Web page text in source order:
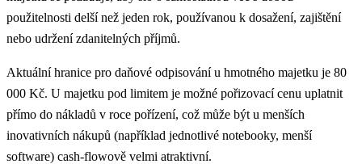
použitelnosti delší než jeden rok, používanou k dosažení, zajištění
nebo udržení zdanitelných příjmů.
Aktuální hranice pro daňové odpisování u hmotného majetku je 80
000 Kč. U majetku pod limitem je možné pořizovací cenu uplatnit
přímo do nákladů v roce pořízení, což může být u menších
inovativních nákupů (například jednotlivé notebooky, menší
software) cash-flowově velmi atraktivní.